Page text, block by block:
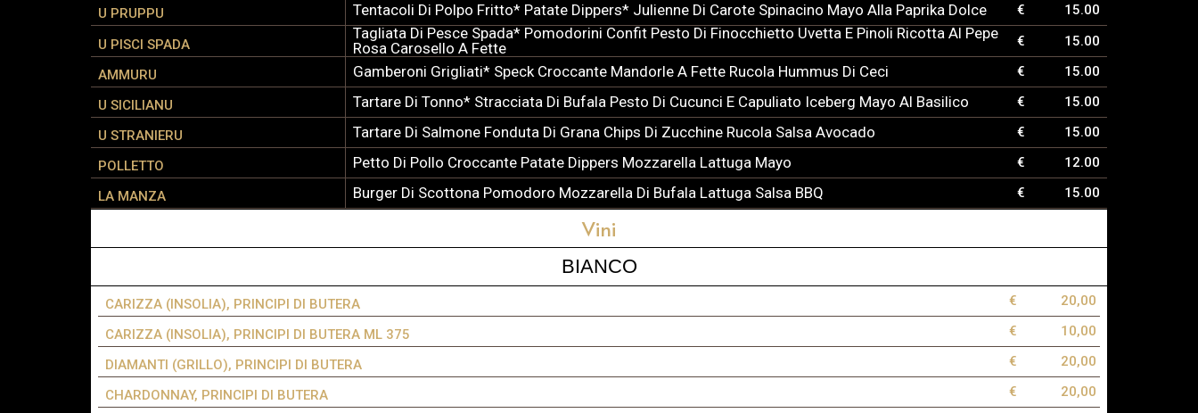
U PRUPPU Tentacoli Di Polpo Fritto* Patate Dippers* Julienne Di Carote Spinacino Mayo Alla Paprika Dolce € 15.00
U PISCI SPADA
Tagliata Di Pesce Spada* Pomodorini Confit Pesto Di Finocchietto Uvetta E Pinoli Ricotta Al Pepe
Rosa Carosello A Fette
€ 15.00
AMMURU Gamberoni Grigliati* Speck Croccante Mandorle A Fette Rucola Hummus Di Ceci € 15.00
U SICILIANU Tartare Di Tonno* Stracciata Di Bufala Pesto Di Cucunci E Capuliato Iceberg Mayo Al Basilico € 15.00
U STRANIERU Tartare Di Salmone Fonduta Di Grana Chips Di Zucchine Rucola Salsa Avocado € 15.00
POLLETTO Petto Di Pollo Croccante Patate Dippers Mozzarella Lattuga Mayo € 12.00
LA MANZA Burger Di Scottona Pomodoro Mozzarella Di Bufala Lattuga Salsa BBQ € 15.00
Vini
BIANCO
CARIZZA (INSOLIA), PRINCIPI DI BUTERA € 20,00
CARIZZA (INSOLIA), PRINCIPI DI BUTERA ML 375 € 10,00
DIAMANTI (GRILLO), PRINCIPI DI BUTERA € 20,00
CHARDONNAY, PRINCIPI DI BUTERA € 20,00